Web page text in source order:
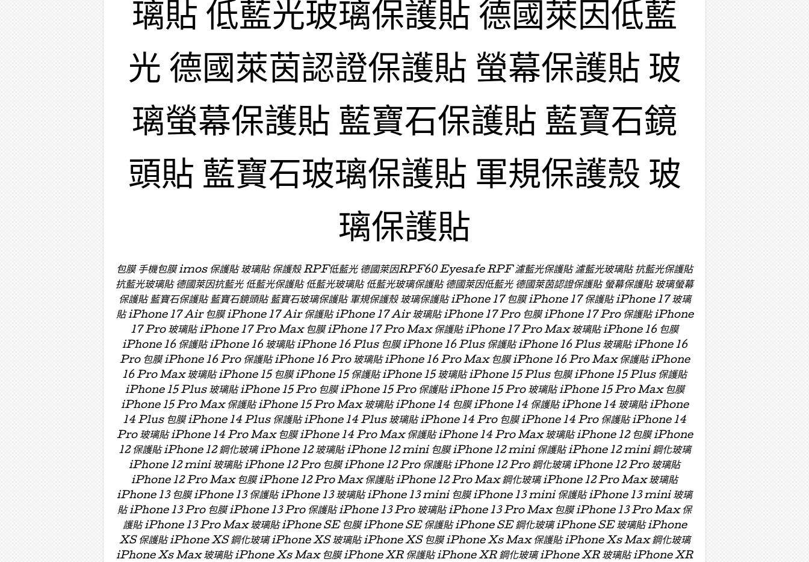
璃貼 低藍光玻璃保護貼 德國萊因低藍
光 德國萊茵認證保護貼 螢幕保護貼 玻
璃螢幕保護貼 藍寶石保護貼 藍寶石鏡
頭貼 藍寶石玻璃保護貼 軍規保護殼 玻
璃保護貼
包膜 手機包膜 imos 保護貼 玻璃貼 保護殼 RPF低藍光 德國萊因RPF60 Eyesafe RPF 濾藍光保護貼 濾藍光玻璃貼 抗藍光保護貼
抗藍光玻璃貼 德國萊因抗藍光 低藍光保護貼 低藍光玻璃貼 低藍光玻璃保護貼 德國萊因低藍光 德國萊茵認證保護貼 螢幕保護貼 玻璃螢幕
保護貼 藍寶石保護貼 藍寶石鏡頭貼 藍寶石玻璃保護貼 軍規保護殼 玻璃保護貼 iPhone 17 包膜 iPhone 17 保護貼 iPhone 17 玻璃
貼 iPhone 17 Air 包膜 iPhone 17 Air 保護貼 iPhone 17 Air 玻璃貼 iPhone 17 Pro 包膜 iPhone 17 Pro 保護貼 iPhone
17 Pro 玻璃貼 iPhone 17 Pro Max 包膜 iPhone 17 Pro Max 保護貼 iPhone 17 Pro Max 玻璃貼 iPhone 16 包膜
iPhone 16 保護貼 iPhone 16 玻璃貼 iPhone 16 Plus 包膜 iPhone 16 Plus 保護貼 iPhone 16 Plus 玻璃貼 iPhone 16
Pro 包膜 iPhone 16 Pro 保護貼 iPhone 16 Pro 玻璃貼 iPhone 16 Pro Max 包膜 iPhone 16 Pro Max 保護貼 iPhone
16 Pro Max 玻璃貼 iPhone 15 包膜 iPhone 15 保護貼 iPhone 15 玻璃貼 iPhone 15 Plus 包膜 iPhone 15 Plus 保護貼
iPhone 15 Plus 玻璃貼 iPhone 15 Pro 包膜 iPhone 15 Pro 保護貼 iPhone 15 Pro 玻璃貼 iPhone 15 Pro Max 包膜
iPhone 15 Pro Max 保護貼 iPhone 15 Pro Max 玻璃貼 iPhone 14 包膜 iPhone 14 保護貼 iPhone 14 玻璃貼 iPhone
14 Plus 包膜 iPhone 14 Plus 保護貼 iPhone 14 Plus 玻璃貼 iPhone 14 Pro 包膜 iPhone 14 Pro 保護貼 iPhone 14
Pro 玻璃貼 iPhone 14 Pro Max 包膜 iPhone 14 Pro Max 保護貼 iPhone 14 Pro Max 玻璃貼 iPhone 12 包膜 iPhone
12 保護貼 iPhone 12 鋼化玻璃 iPhone 12 玻璃貼 iPhone 12 mini 包膜 iPhone 12 mini 保護貼 iPhone 12 mini 鋼化玻璃
iPhone 12 mini 玻璃貼 iPhone 12 Pro 包膜 iPhone 12 Pro 保護貼 iPhone 12 Pro 鋼化玻璃 iPhone 12 Pro 玻璃貼
iPhone 12 Pro Max 包膜 iPhone 12 Pro Max 保護貼 iPhone 12 Pro Max 鋼化玻璃 iPhone 12 Pro Max 玻璃貼
iPhone 13 包膜 iPhone 13 保護貼 iPhone 13 玻璃貼 iPhone 13 mini 包膜 iPhone 13 mini 保護貼 iPhone 13 mini 玻璃
貼 iPhone 13 Pro 包膜 iPhone 13 Pro 保護貼 iPhone 13 Pro 玻璃貼 iPhone 13 Pro Max 包膜 iPhone 13 Pro Max 保
護貼 iPhone 13 Pro Max 玻璃貼 iPhone SE 包膜 iPhone SE 保護貼 iPhone SE 鋼化玻璃 iPhone SE 玻璃貼 iPhone
XS 保護貼 iPhone XS 鋼化玻璃 iPhone XS 玻璃貼 iPhone XS 包膜 iPhone Xs Max 保護貼 iPhone Xs Max 鋼化玻璃
iPhone Xs Max 玻璃貼 iPhone Xs Max 包膜 iPhone XR 保護貼 iPhone XR 鋼化玻璃 iPhone XR 玻璃貼 iPhone XR